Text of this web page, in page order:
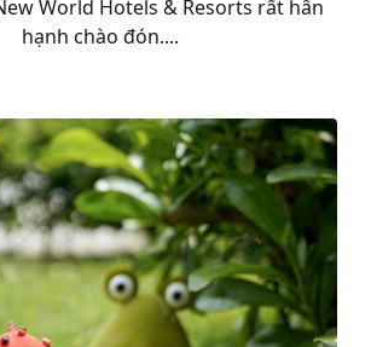
World Hotels & Resorts rất hân
hạnh chào đón....